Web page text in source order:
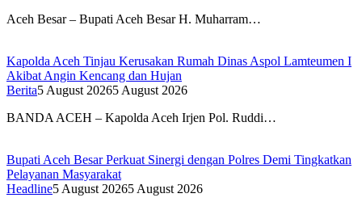
Aceh Besar – Bupati Aceh Besar H. Muharram…
Kapolda Aceh Tinjau Kerusakan Rumah Dinas Aspol Lamteumen I
Akibat Angin Kencang dan Hujan
Berita5 August 20265 August 2026
BANDA ACEH – Kapolda Aceh Irjen Pol. Ruddi…
Bupati Aceh Besar Perkuat Sinergi dengan Polres Demi Tingkatkan
Pelayanan Masyarakat
Headline5 August 20265 August 2026